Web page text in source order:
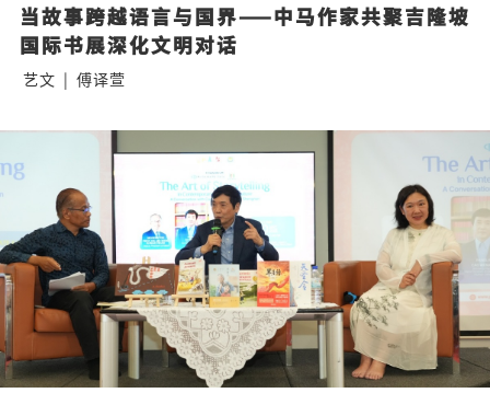
当故事跨越语言与国界——中马作家共聚吉隆坡
国际书展深化文明对话
艺文 | 傅译萱